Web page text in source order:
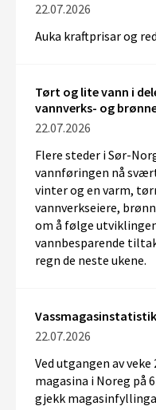
22.07.2026
Auka kraftprisar og
Tørt og lite vann i
vannverks- og
22.07.2026
Flere steder i Sør-
vannføringen nå
vinter og en varm,
vannverkseiere,
om å følge
vannbesparende
regn de neste ukene.
22.07.2026
Ved utgangen av
magasina i Noreg på
gjekk